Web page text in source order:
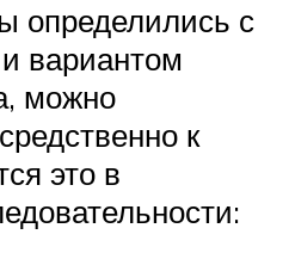
определились с
вариантом
можно
к
это в